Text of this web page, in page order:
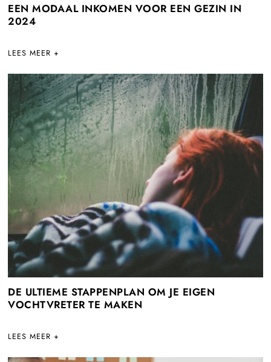
EEN MODAAL INKOMEN VOOR EEN GEZIN IN
2024
LEES MEER +
DE ULTIEME STAPPENPLAN OM JE EIGEN
VOCHTVRETER TE MAKEN
LEES MEER +